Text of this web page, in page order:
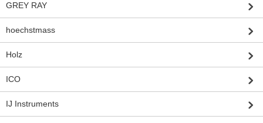
GREY RAY
hoechstmass
Holz
ICO
IJ Instruments